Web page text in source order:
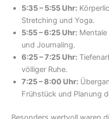
5:35 – 5:55 Uhr:
Stretching und Yoga.
5:55 – 6:25 Uhr:
und Journaling.
6:25 – 7:25 Uhr:
völliger Ruhe.
7:25 – 8:00 Uhr:
Frühstück und Planung